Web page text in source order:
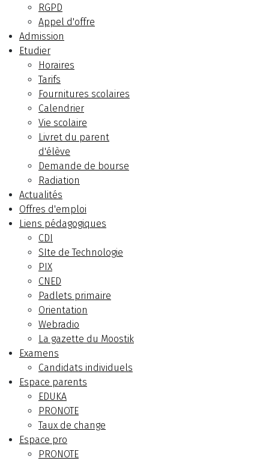
RGPD
Appel d'offre
Admission
Etudier
Horaires
Tarifs
Fournitures scolaires
Calendrier
Vie scolaire
Livret du parent
d'élève
Demande de bourse
Radiation
Actualités
Offres d'emploi
Liens pédagogiques
CDI
SIte de Technologie
PIX
CNED
Padlets primaire
Orientation
Webradio
La gazette du Moostik
Examens
Candidats individuels
Espace parents
EDUKA
PRONOTE
Taux de change
Espace pro
PRONOTE